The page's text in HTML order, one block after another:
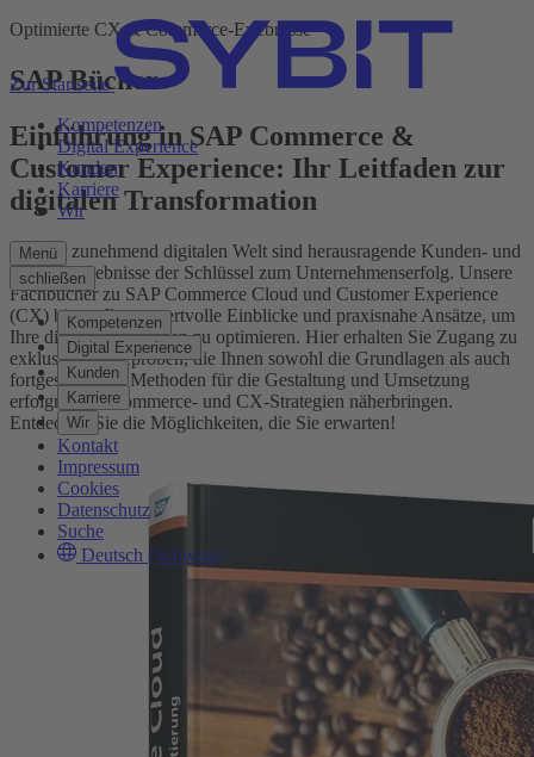
Zur Startseite
Kompetenzen
Digital Experience
Kunden
Karriere
Wir
Menü
schließen
Kompetenzen
Digital Experience
Kunden
Karriere
Wir
Kontakt
Impressum
Cookies
Datenschutz
Suche
Deutsch (Schweiz)
Optimierte CX & Commerce-Erlebnisse
SAP Bücher
Einführung in SAP Commerce &
Customer Experience: Ihr Leitfaden zur
digitalen Transformation
In einer zunehmend digitalen Welt sind herausragende Kunden- und
Einkaufserlebnisse der Schlüssel zum Unter­nehmens­erfolg. Unsere
Fachbücher zu SAP Commerce Cloud und Customer Experience
(CX) bieten Ihnen wertvolle Einblicke und praxisnahe Ansätze, um
Ihre digitalen Strategien zu optimieren. Hier erhalten Sie Zugang zu
exklusiven Leseproben, die Ihnen sowohl die Grundlagen als auch
fortgeschrittene Methoden für die Gestaltung und Umsetzung
erfolgreicher Commerce- und CX-Strategien näherbringen.
Entdecken Sie die Möglichkeiten, die Sie erwarten!